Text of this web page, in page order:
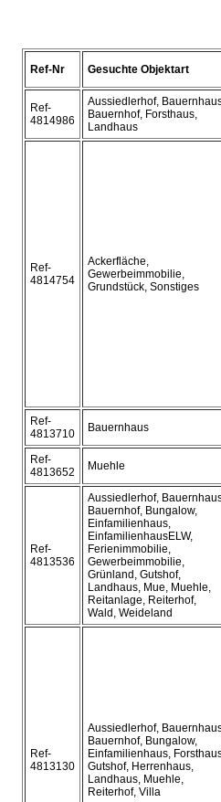
Ref-Nr Gesuchte Objektart
Ref-
4814986
Aussiedlerhof,
Bauernhof, Forsthaus,
Landhaus
Ref-
4814754
Ackerfläche,
Gewerbeimmobilie,
Grundstück, Sonstiges
Ref-
4813710
Bauernhaus
Ref-
4813652
Muehle
Ref-
4813536
Aussiedlerhof,
Bauernhof, Bungalow,
Einfamilienhaus,
EinfamilienhausELW,
Ferienimmobilie,
Gewerbeimmobilie,
Grünland, Gutshof,
Landhaus, Mue, Muehle,
Reitanlage, Reiterhof,
Wald, Weideland
Ref-
4813130
Aussiedlerhof,
Bauernhof, Bungalow,
Einfamilienhaus,
Gutshof, Herrenhaus,
Landhaus, Muehle,
Reiterhof, Villa